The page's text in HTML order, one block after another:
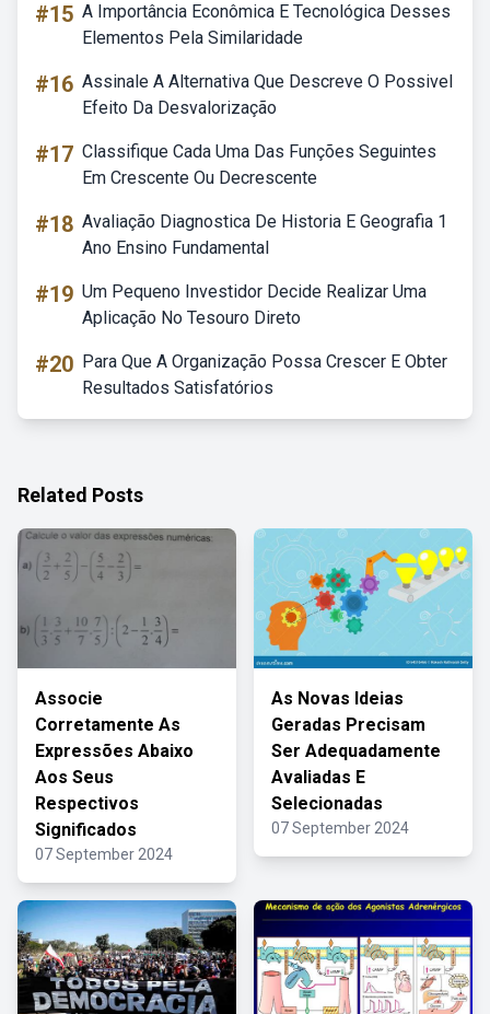
#15 A Importância Econômica E Tecnológica Desses
Elementos Pela Similaridade
#16 Assinale A Alternativa Que Descreve O Possivel
Efeito Da Desvalorização
#17 Classifique Cada Uma Das Funções Seguintes
Em Crescente Ou Decrescente
#18 Avaliação Diagnostica De Historia E Geografia 1
Ano Ensino Fundamental
#19 Um Pequeno Investidor Decide Realizar Uma
Aplicação No Tesouro Direto
#20 Para Que A Organização Possa Crescer E Obter
Resultados Satisfatórios
Related Posts
Associe
Corretamente As
Expressões Abaixo
Aos Seus
Respectivos
Significados
07 September 2024
As Novas Ideias
Geradas Precisam
Ser Adequadamente
Avaliadas E
Selecionadas
07 September 2024